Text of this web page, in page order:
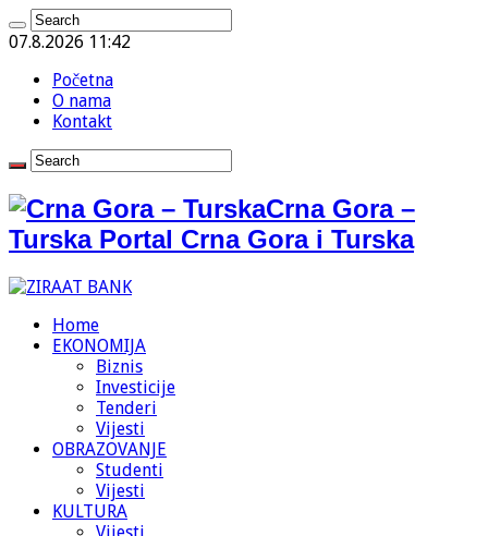
07.8.2026 11:42
Početna
O nama
Kontakt
Crna Gora –
Turska Portal Crna Gora i Turska
Home
EKONOMIJA
Biznis
Investicije
Tenderi
Vijesti
OBRAZOVANJE
Studenti
Vijesti
KULTURA